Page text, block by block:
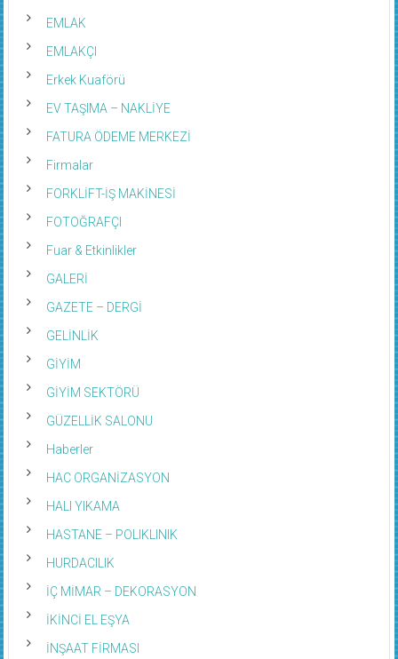
EMLAK
EMLAKÇI
Erkek Kuaförü
EV TAŞIMA – NAKLİYE
FATURA ÖDEME MERKEZİ
Firmalar
FORKLİFT-İŞ MAKİNESİ
FOTOĞRAFÇI
Fuar & Etkinlikler
GALERİ
GAZETE – DERGİ
GELİNLİK
GİYİM
GİYİM SEKTÖRÜ
GÜZELLİK SALONU
Haberler
HAC ORGANİZASYON
HALI YIKAMA
HASTANE – POLIKLINIK
HURDACILIK
İÇ MİMAR – DEKORASYON
İKİNCİ EL EŞYA
İNŞAAT FİRMASI